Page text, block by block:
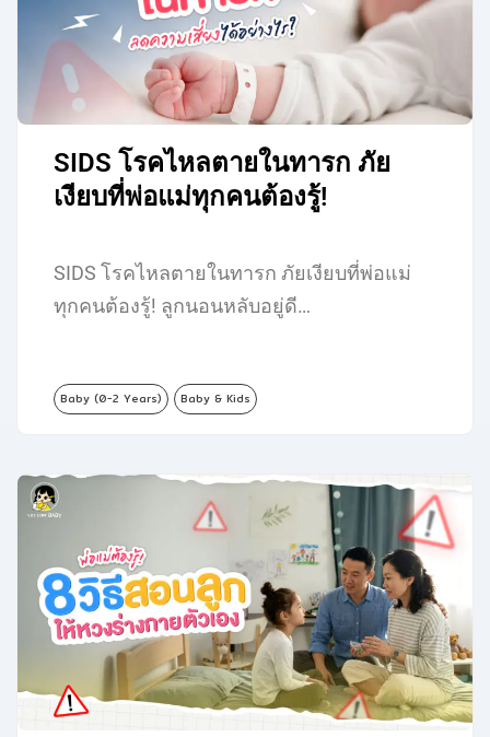
SIDS โรคไหลตายในทารก ภัย
เงียบที่พ่อแม่ทุกคนต้องรู้!
SIDS โรคไหลตายในทารก ภัยเงียบที่พ่อแม่
ทุกคนต้องรู้! ลูกนอนหลับอยู่ดี…
Baby (0-2 Years) Baby & Kids